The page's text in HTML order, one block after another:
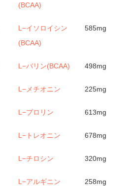
(BCAA)
L−イソロイシン
(BCAA)
585mg
L−バリン(BCAA) 498mg
L−メチオニン 225mg
L−プロリン 613mg
L−トレオニン 678mg
L−チロシン 320mg
L−アルギニン 258mg